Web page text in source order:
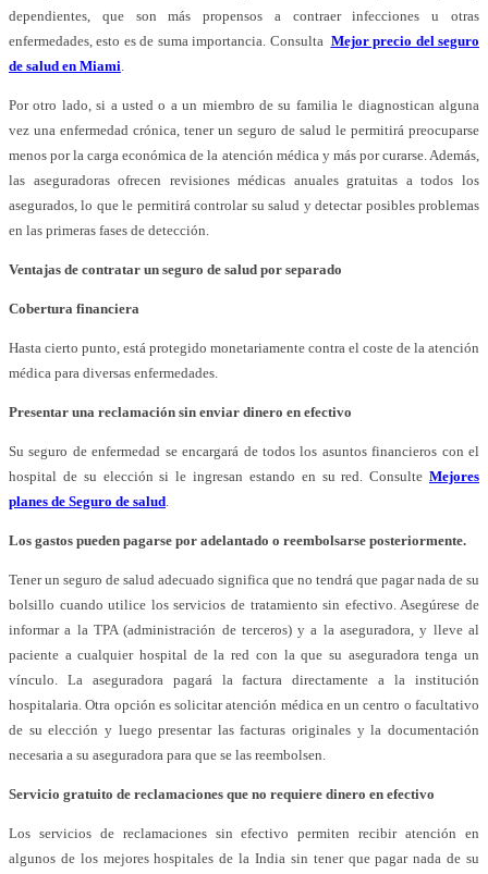
dependientes, que son más propensos a contraer infecciones u otras
enfermedades, esto es de suma importancia. Consulta Mejor precio del seguro
de salud en Miami.
Por otro lado, si a usted o a un miembro de su familia le diagnostican alguna
vez una enfermedad crónica, tener un seguro de salud le permitirá preocuparse
menos por la carga económica de la atención médica y más por curarse. Además,
las aseguradoras ofrecen revisiones médicas anuales gratuitas a todos los
asegurados, lo que le permitirá controlar su salud y detectar posibles problemas
en las primeras fases de detección.
Ventajas de contratar un seguro de salud por separado
Cobertura financiera
Hasta cierto punto, está protegido monetariamente contra el coste de la atención
médica para diversas enfermedades.
Presentar una reclamación sin enviar dinero en efectivo
Su seguro de enfermedad se encargará de todos los asuntos financieros con el
hospital de su elección si le ingresan estando en su red. Consulte Mejores
planes de Seguro de salud.
Los gastos pueden pagarse por adelantado o reembolsarse posteriormente.
Tener un seguro de salud adecuado significa que no tendrá que pagar nada de su
bolsillo cuando utilice los servicios de tratamiento sin efectivo. Asegúrese de
informar a la TPA (administración de terceros) y a la aseguradora, y lleve al
paciente a cualquier hospital de la red con la que su aseguradora tenga un
vínculo. La aseguradora pagará la factura directamente a la institución
hospitalaria. Otra opción es solicitar atención médica en un centro o facultativo
de su elección y luego presentar las facturas originales y la documentación
necesaria a su aseguradora para que se las reembolsen.
Servicio gratuito de reclamaciones que no requiere dinero en efectivo
Los servicios de reclamaciones sin efectivo permiten recibir atención en
algunos de los mejores hospitales de la India sin tener que pagar nada de su